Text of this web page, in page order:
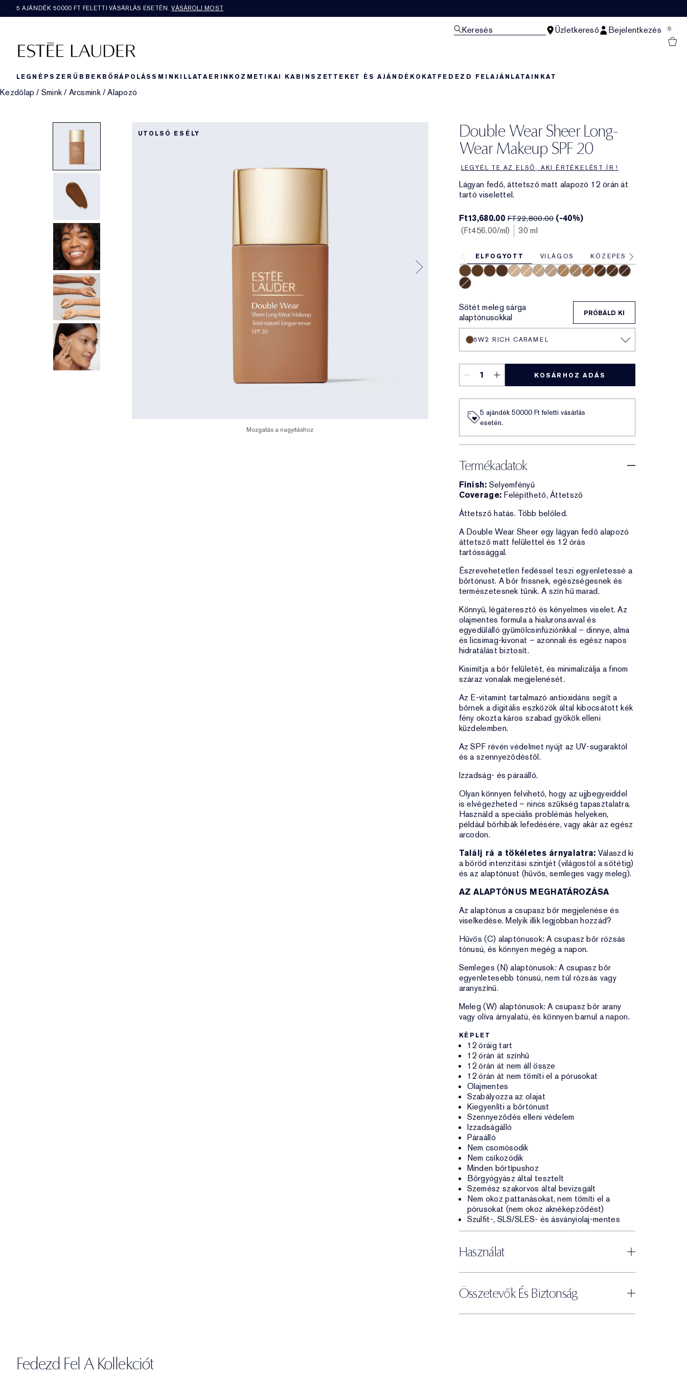
5 AJÁNDÉK 50000​ FT FELETTI VÁSÁRLÁS ESETÉN.VÁSÁROLJ MOST
Keresés Üzletkereső Bejelentkezés 0
LEGNÉPSZERŰBBEKBŐRÁPOLÁSSMINKILLATAERIN KOZMETIKAI KABINSZETTEKET ÉS AJÁNDÉKOKAT FEDEZD FELAJÁNLATAINKAT
Kezdőlap / Smink / Arcsmink/ Alapozó
Double Wear Sheer Long-
Wear Makeup SPF 20
LEGYÉL TE AZ ELSŐ, AKI ÉRTÉKELÉST ÍR !
Lágyan fedő, áttetsző matt alapozó 12 órán át
tartó viselettel.
UTOLSÓ ESÉLY
Mozgatás a nagyításhoz
Ft13,680.00FT22,800.00 (-40%)
Ft456.00/ml 30 ml
ELFOGYOTT VILÁGOS KÖZEPES
5W2 Rich Caramel
6W1 Sandalwood
Sötét meleg sárga
alaptónusokkal
PRÓBÁLD KI
5W2 RICH CARAMEL
KOSÁRHOZ ADÁS
5 ajándék 50000​ Ft feletti vásárlás
esetén.
Termékadatok
Finish: Selyemfényű
Coverage: Felépíthető, Áttetsző
Áttetsző hatás. Több belőled.
A Double Wear Sheer egy lágyan fedő alapozó
áttetsző matt felülettel és 12 órás
tartóssággal.
Észrevehetetlen fedéssel teszi egyenletessé a
bőrtónust. A bőr frissnek, egészségesnek és
természetesnek tűnik. A szín hű marad.
Könnyű, légáteresztő és kényelmes viselet. Az
olajmentes formula a hialuronsavval és
egyedülálló gyümölcsinfúziónkkal – dinnye, alma
és licsimag-kivonat – azonnali és egész napos
hidratálást biztosít.
Kisimítja a bőr felületét, és minimalizálja a finom
száraz vonalak megjelenését.
Az E-vitamint tartalmazó antioxidáns segít a
bőrnek a digitális eszközök által kibocsátott kék
fény okozta káros szabad gyökök elleni
küzdelemben.
Az SPF révén védelmet nyújt az UV-sugaraktól
és a szennyeződéstől.
Izzadság- és páraálló.
Olyan könnyen felvihető, hogy az ujjbegyeiddel
is elvégezheted – nincs szükség tapasztalatra.
Használd a speciális problémás helyeken,
például bőrhibák lefedésére, vagy akár az egész
arcodon.
Találj rá a tökéletes árnyalatra: Válaszd ki
a bőröd intenzitási szintjét (világostól a sötétig)
és az alaptónust (hűvös, semleges vagy meleg).
AZ ALAPTÓNUS MEGHATÁROZÁSA
Az alaptónus a csupasz bőr megjelenése és
viselkedése. Melyik illik legjobban hozzád?
Hűvös (C) alaptónusok: A csupasz bőr rózsás
tónusú, és könnyen megég a napon.
Semleges (N) alaptónusok: A csupasz bőr
egyenletesebb tónusú, nem túl rózsás vagy
aranyszínű.
Meleg (W) alaptónusok: A csupasz bőr arany
vagy olíva árnyalatú, és könnyen barnul a napon.
KÉPLET
12 óráig tart
12 órán át színhű
12 órán át nem áll össze
12 órán át nem tömíti el a pórusokat
Olajmentes
Szabályozza az olajat
Kiegyenlíti a bőrtónust
Szennyeződés elleni védelem
Izzadságálló
Páraálló
Nem csomósodik
Nem csíkozódik
Minden bőrtípushoz
Bőrgyógyász által tesztelt
Szemész szakorvos által bevizsgált
Nem okoz pattanásokat, nem tömíti el a
pórusokat (nem okoz aknéképződést)
Szulfit-, SLS/SLES- és ásványiolaj-mentes
Használat
Összetevők És Biztonság
Fedezd Fel A Kollekciót